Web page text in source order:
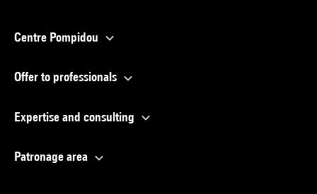
Centre Pompidou
Offer to professionals
Expertise and consulting
Patronage area